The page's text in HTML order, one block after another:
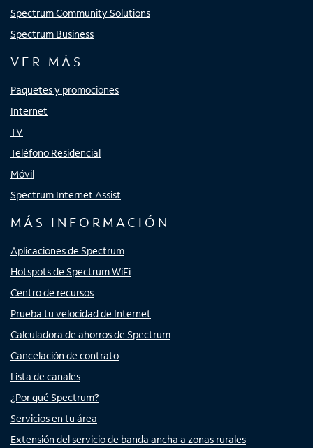
Spectrum Community Solutions
Spectrum Business
VER MÁS
Paquetes y promociones
Internet
TV
Teléfono Residencial
Móvil
Spectrum Internet Assist
MÁS INFORMACIÓN
Aplicaciones de Spectrum
Hotspots de Spectrum WiFi
Centro de recursos
Prueba tu velocidad de Internet
Calculadora de ahorros de Spectrum
Cancelación de contrato
Lista de canales
¿Por qué Spectrum?
Servicios en tu área
Extensión del servicio de banda ancha a zonas rurales